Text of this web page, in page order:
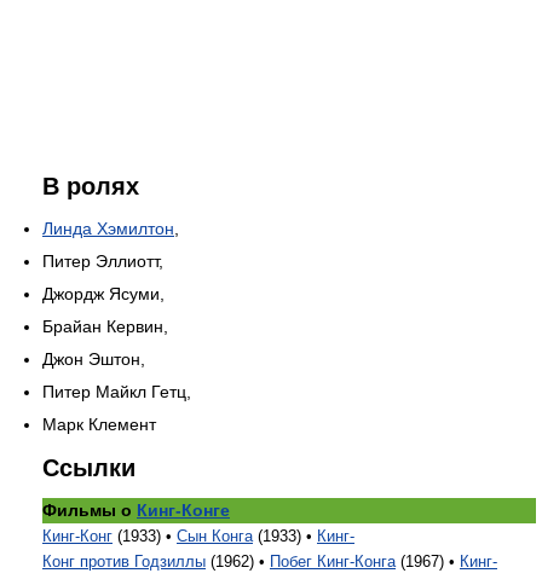
В ролях
Линда Хэмилтон
Питер Эллиотт,
Джордж Ясуми,
Брайан Кервин,
Джон Эштон,
Питер Майкл Гетц,
Марк Клемент
Ссылки
Фильмы о Кинг-Конге
Кинг-Конг (1933) • Сын Конга(1933) • Кинг-
Конг против Годзиллы (1962) • Побег Кинг-Конга(1967) • Кинг-